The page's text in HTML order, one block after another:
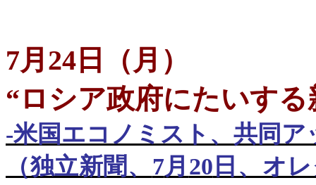
7月 24 日 （月 ）
“ロシア政府にたいす
-米国エコノミスト、共同ア
（独立新聞、 7月 20 日、オ